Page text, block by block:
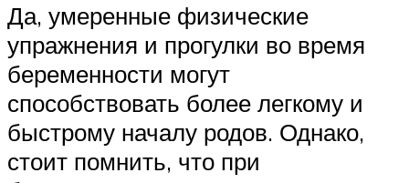
Да, умеренные физические
упражнения и прогулки во время
беременности могут
способствовать более легкому и
быстрому началу родов. Однако,
стоит помнить, что при